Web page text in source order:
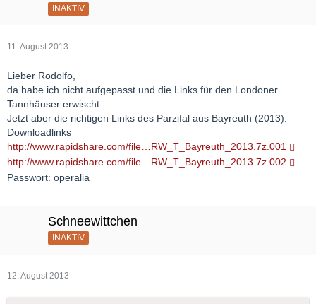
INAKTIV
11. August 2013
Lieber Rodolfo,
da habe ich nicht aufgepasst und die Links für den Londoner
Tannhäuser erwischt.
Jetzt aber die richtigen Links des Parzifal aus Bayreuth (2013):
Downloadlinks
http://www.rapidshare.com/file…RW_T_Bayreuth_2013.7z.001
http://www.rapidshare.com/file…RW_T_Bayreuth_2013.7z.002
Passwort: operalia
Schneewittchen
INAKTIV
12. August 2013